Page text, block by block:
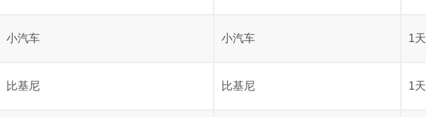
小汽车 小汽车 1天
比基尼 比基尼 1天